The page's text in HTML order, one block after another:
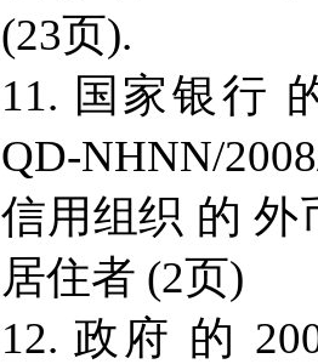
(23页).
11. 国家银行
QD-NHNN/
信用组织 的 外
居住者 (2页)
12. 政府 的